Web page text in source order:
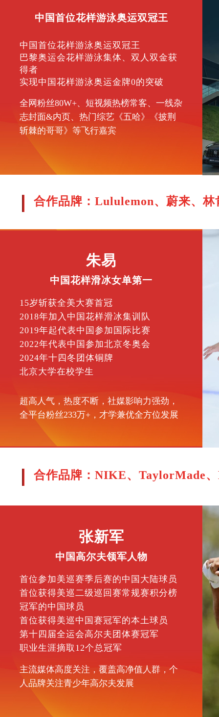
中国首位花样游泳奥运双冠王
中国首位花样游泳奥运双冠王
巴黎奥运会花样游泳集体、双人双金获
得者
实现中国花样游泳奥运金牌0的突破
全网粉丝80W+、短视频热榜常客、一线杂
志封面&内页、热门综艺《五哈》《披荆
斩棘的哥哥》等飞行嘉宾
朱易
中国花样滑冰女单第一
15岁斩获全美大赛首冠
2018年加入中国花样滑冰集训队
2019年起代表中国参加国际比赛
2022年代表中国参加北京冬奥会
2024年十四冬团体铜牌
北京大学在校学生
超高人气，热度不断，社媒影响力强劲，
全平台粉丝233万+，才学兼优全方位发展
合作品牌：Lululemon、蔚来、
合作品牌：NIKE、TaylorMade
张新军
中国高尔夫领军人物
首位参加美巡赛季后赛的中国大陆球员
首位获得美巡二级巡回赛常规赛积分榜
冠军的中国球员
首位获得美巡中国赛冠军的本土球员
第十四届全运会高尔夫团体赛冠军
职业生涯摘取12个总冠军
主流媒体高度关注，覆盖高净值人群，个
人品牌关注青少年高尔夫发展